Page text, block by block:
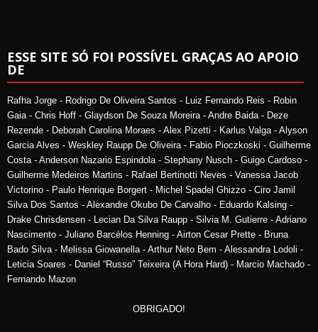
ESSE SITE SÓ FOI POSSÍVEL GRAÇAS AO APOIO
DE
Rafha Jorge - Rodrigo De Oliveira Santos - Luiz Fernando Reis - Robin
Gaia - Chris Hoff - Glaydson De Souza Moreira - Andre Baida - Deze
Rezende - Deborah Carolina Moraes - Alex Pizetti - Karlus Valga - Alyson
Garcia Alves - Weskley Raupp De Oliveira - Fabio Pioczkoski - Guilherme
Costa - Anderson Nazario Espindola - Stephany Nusch - Guigo Cardoso -
Guilherme Medeiros Martins - Rafael Bertinotti Neves - Vanessa Jacob
Victorino - Paulo Henrique Borgert - Michel Spadel Ghizzo - Ciro Jamil
Silva Dos Santos - Alexandre Okubo De Carvalho - Eduardo Kalsing -
Drake Chrisdensen - Lecian Da Silva Raupp - Silvia M. Gutierre - Adriano
Nascimento - Juliano Barcélos Henning - Airton Cesar Prette - Bruna
Bado Silva - Melissa Giowanella - Arthur Neto Bem - Alessandra Lodoli -
Leticia Soares - Daniel “Russo” Teixeira (A Hora Hard) - Marcio Machado -
Fernando Mazon
OBRIGADO!